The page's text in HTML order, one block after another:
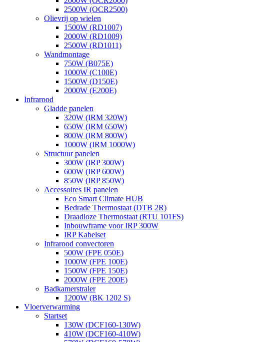
2500W (OCR2500)
Olievrij op wielen
1500W (RD1007)
2000W (RD1009)
2500W (RD1011)
Wandmontage
750W (B075E)
1000W (C100E)
1500W (D150E)
2000W (E200E)
Infrarood
Gladde panelen
320W (IRM 320W)
650W (IRM 650W)
800W (IRM 800W)
1000W (IRM 1000W)
Structuur panelen
300W (IRP 300W)
600W (IRP 600W)
850W (IRP 850W)
Accessoires IR panelen
Eco Smart Climate HUB
Bedrade Thermostaat (DTB 2R)
Draadloze Thermostaat (RTU 101FS)
Inbouwframe voor IRP 300W
IRP Kabelset
Infrarood convectoren
500W (FPE 050E)
1000W (FPE 100E)
1500W (FPE 150E)
2000W (FPE 200E)
Badkamerstraler
1200W (BK 1202 S)
Vloerverwarming
Startset
130W (DCF160-130W)
410W (DCF160-410W)